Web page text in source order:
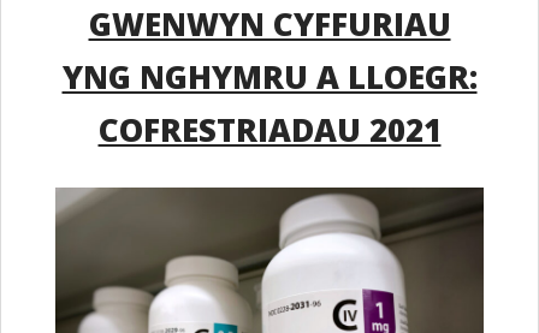
GWENWYN CYFFURIAU
YNG NGHYMRU A LLOEGR:
COFRESTRIADAU 2021